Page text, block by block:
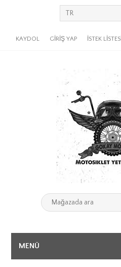
KAYDOL GIRIŞ YAP İSTEK LISTESI
MENÜ